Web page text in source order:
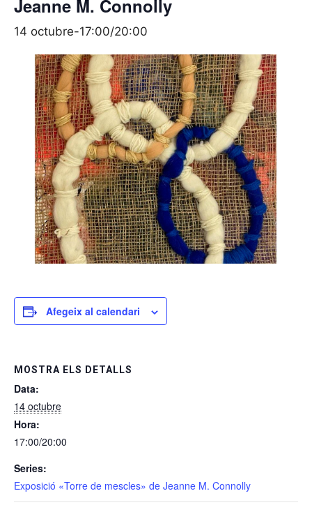
Jeanne M. Connolly
14 octubre-17:00/20:00
Afegeix al calendari
MOSTRA ELS DETALLS
Data:
14 octubre
Hora:
17:00/20:00
Series:
Exposició «Torre de mescles» de Jeanne M. Connolly